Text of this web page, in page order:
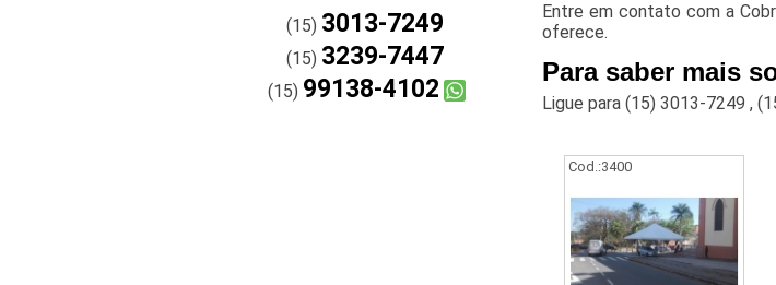
(15) 3013-7249
(15) 3239-7447
(15) 99138-4102
Entre em contato com a
oferece.
Para saber mais
Ligue para (15) 3013-7249 ,
Cod.:3400